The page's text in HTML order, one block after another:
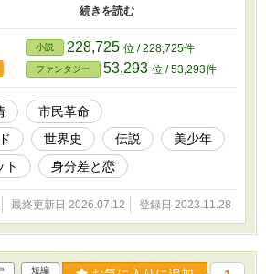
スカリバーを発掘した。 これが史実として、
、共通していたはずの歴史は大きく分岐して
ます。 その世界では… 神が与えた「王の
それを守護する「七人の騎士の剣」 秩序を
「宰相の剣」によって 世界の均衡が保たれ
ました。 しかしある時、王の剣と4本の騎士
を有する強国・アングランテ王国で 宰相が
デターを起こします。 すべての剣を独占
世界統一 さらには平行世界の統一さえも目
宰相ロジャー・ベルメッド。 クーデターを
た、まだ若すぎた四人の騎士たちは、三年
を経てそれぞれの想いを胸に独裁政治へ反
翻します。 市民は「強い指導者」にすべて
ねるのか。 それとも、反乱を起こした騎士
と共に自由と独立のために立ち上がるの
小説 228,725 位 / 228,725件
ファンタジー 53,293 位 / 53,293件
市民革命
世界史 伝説
美少年
ト 身分差と恋
最終更新日 2026.07.12 登録日 2023.11.28
短編